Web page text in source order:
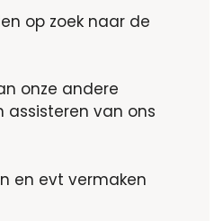
op zoek naar de
onze andere
assisteren van ons
en evt vermaken